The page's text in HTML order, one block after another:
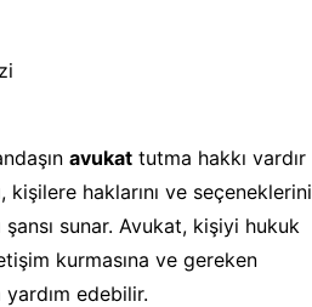
avukat tutma hakkı vardır
haklarını ve seçeneklerini
sunar. Avukat, kişiyi hukuk
kurmasına ve gereken
yardım edebilir.